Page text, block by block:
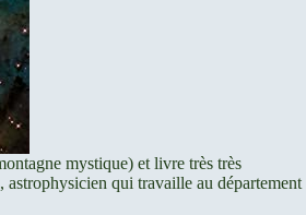
mystique) et livre très très
astrophysicien qui travaille au département